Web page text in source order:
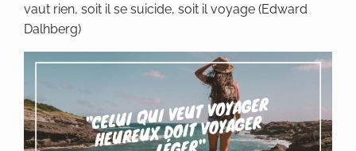
vaut rien, soit il se suicide, soit il voyage (Edward
Dalhberg)